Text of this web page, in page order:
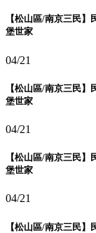
【松山區/南京三民
堡世家
04/21
【松山區/南京三民
堡世家
04/21
【松山區/南京三民
堡世家
04/21
【松山區/南京三民